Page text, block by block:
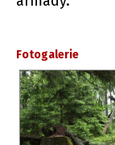
Fotogalerie